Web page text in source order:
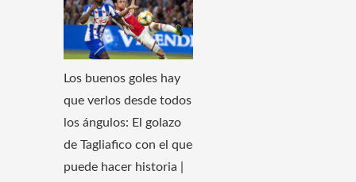
Los buenos goles hay
que verlos desde todos
los ángulos: El golazo
de Tagliafico con el que
puede hacer historia |